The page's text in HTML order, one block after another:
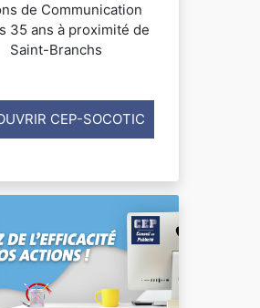
de Communication
35 ans à proximité de
Saint-Branchs
CEP-SOCOTIC